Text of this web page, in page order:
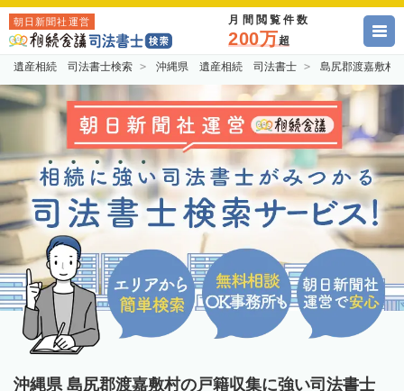
朝日新聞社運営 月間閲覧件数
200万超
遺産相続 司法書士検索 沖縄県 遺産相続 司法書士 島尻郡渡嘉敷
沖縄県 島尻郡渡嘉敷村の戸籍収集に強い司法書士